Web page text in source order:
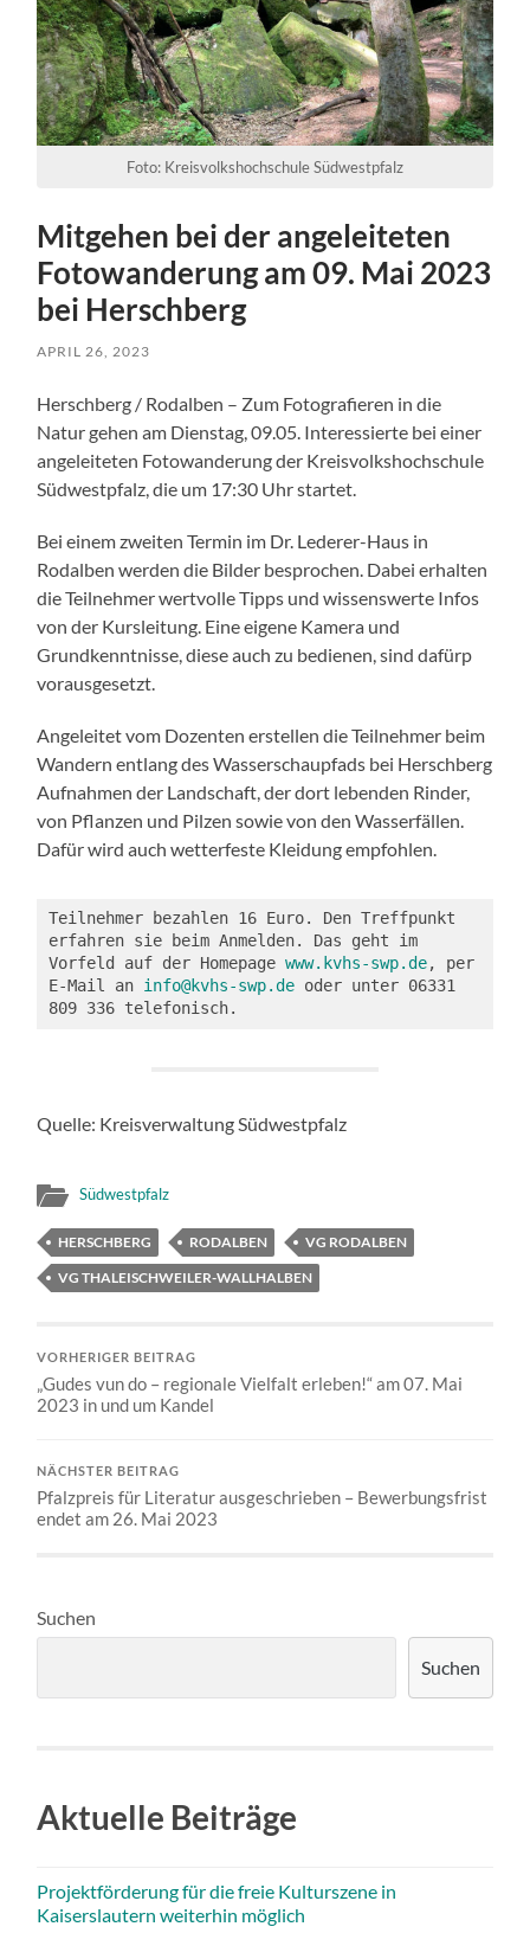
Foto: Kreisvolkshochschule Südwestpfalz
Mitgehen bei der angeleiteten
Fotowanderung am 09. Mai 2023
bei Herschberg
APRIL 26, 2023
Herschberg / Rodalben – Zum Fotografieren in die
Natur gehen am Dienstag, 09.05. Interessierte bei einer
angeleiteten Fotowanderung der Kreisvolkshochschule
Südwestpfalz, die um 17:30 Uhr startet.
Bei einem zweiten Termin im Dr. Lederer-Haus in
Rodalben werden die Bilder besprochen. Dabei erhalten
die Teilnehmer wertvolle Tipps und wissenswerte Infos
von der Kursleitung. Eine eigene Kamera und
Grundkenntnisse, diese auch zu bedienen, sind dafürp
vorausgesetzt.
Angeleitet vom Dozenten erstellen die Teilnehmer beim
Wandern entlang des Wasserschaupfads bei Herschberg
Aufnahmen der Landschaft, der dort lebenden Rinder,
von Pflanzen und Pilzen sowie von den Wasserfällen.
Dafür wird auch wetterfeste Kleidung empfohlen.
Teilnehmer bezahlen 16 Euro. Den Treffpunkt
erfahren sie beim Anmelden. Das geht im
Vorfeld auf der Homepage www.kvhs-swp.de, per
E-Mail an info@kvhs-swp.de oder unter 06331
809 336 telefonisch.
Quelle: Kreisverwaltung Südwestpfalz
Südwestpfalz
HERSCHBERG RODALBEN
VG RODALBEN
VG THALEISCHWEILER-WALLHALBEN
VORHERIGER BEITRAG
„Gudes vun do – regionale Vielfalt erleben!“ am 07. Mai
2023 in und um Kandel
NÄCHSTER BEITRAG
Pfalzpreis für Literatur ausgeschrieben – Bewerbungsfrist
endet am 26. Mai 2023
Suchen
Suchen
Aktuelle Beiträge
Projektförderung für die freie Kulturszene in
Kaiserslautern weiterhin möglich